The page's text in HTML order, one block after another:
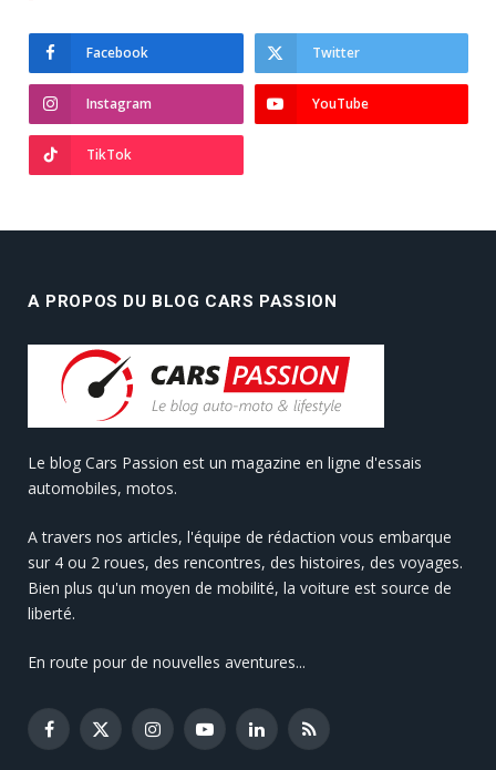
Facebook Twitter
Instagram YouTube
TikTok
A PROPOS DU BLOG CARS PASSION
Le blog Cars Passion est un magazine en ligne d'essais
automobiles, motos.
A travers nos articles, l'équipe de rédaction vous embarque
sur 4 ou 2 roues, des rencontres, des histoires, des voyages.
Bien plus qu'un moyen de mobilité, la voiture est source de
liberté.
En route pour de nouvelles aventures...
Facebook
X
InstagramYouTubeLinkedInRSS